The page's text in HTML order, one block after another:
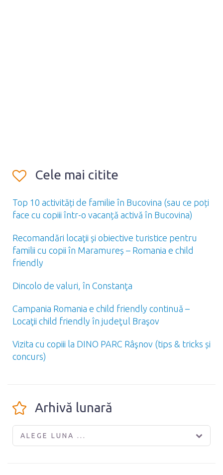
Cele mai citite
Top 10 activități de familie în Bucovina (sau ce poți
face cu copiii într-o vacanță activă în Bucovina)
Recomandări locaţii și obiective turistice pentru
familii cu copii în Maramureș – Romania e child
friendly
Dincolo de valuri, în Constanţa
Campania Romania e child friendly continuă –
Locaţii child friendly în judeţul Braşov
Vizita cu copiii la DINO PARC Râşnov (tips & tricks și
concurs)
Arhivă lunară
ALEGE LUNA ...